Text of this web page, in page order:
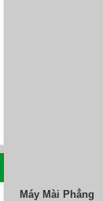
Máy Mài Phẳng